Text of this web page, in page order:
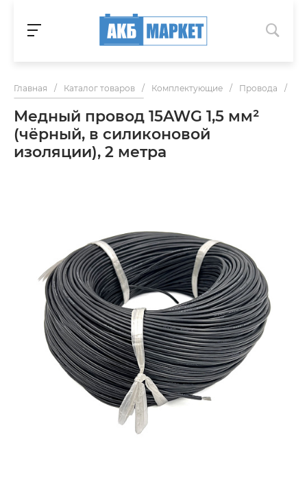
Главная / Каталог товаров / Комплектующие / Провода /
Медный провод 15AWG 1,5 мм²
(чёрный, в силиконовой
изоляции), 2 метра